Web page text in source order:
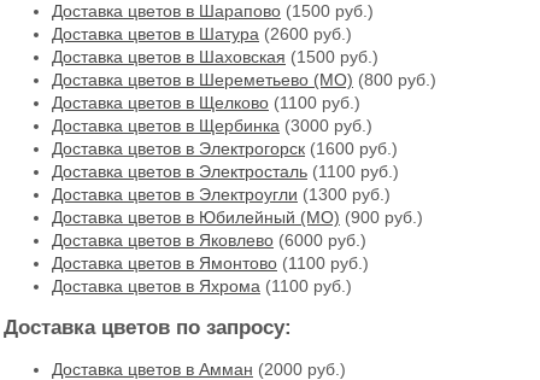
Доставка цветов в Шарапово (1500 руб.)
Доставка цветов в Шатура (2600 руб.)
Доставка цветов в Шаховская (1500 руб.)
Доставка цветов в Шереметьево (МО) (800 руб.)
Доставка цветов в Щелково (1100 руб.)
Доставка цветов в Щербинка (3000 руб.)
Доставка цветов в Электрогорск (1600 руб.)
Доставка цветов в Электросталь (1100 руб.)
Доставка цветов в Электроугли (1300 руб.)
Доставка цветов в Юбилейный (МО) (900 руб.)
Доставка цветов в Яковлево (6000 руб.)
Доставка цветов в Ямонтово (1100 руб.)
Доставка цветов в Яхрома (1100 руб.)
Доставка цветов по запросу:
Доставка цветов в Амман (2000 руб.)